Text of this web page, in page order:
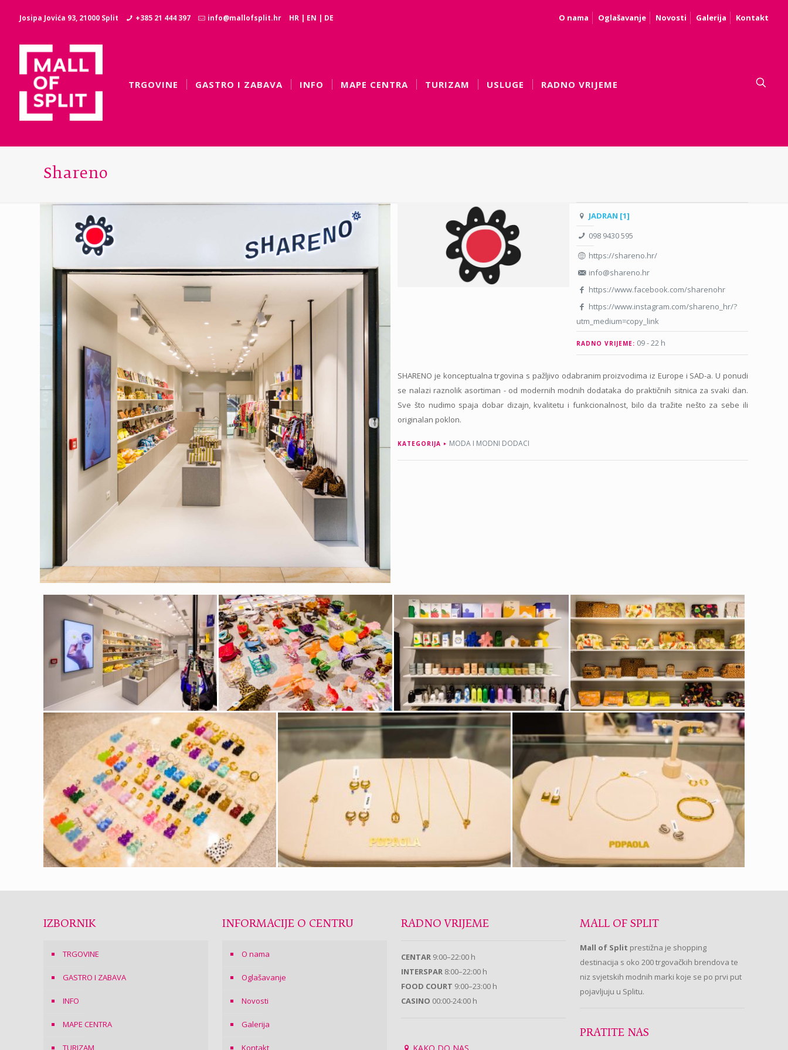
Josipa Jovića 93, 21000 Split +385 21 444 397 info@mallofsplit.hr HR | EN | DE O nama Oglašavanje Novosti Galerija Kontakt
TRGOVINE GASTRO I ZABAVA INFO MAPE CENTRA TURIZAM USLUGE RADNO VRIJEME
Shareno
JADRAN [1]
098 9430 595
https://shareno.hr/
info@shareno.hr
https://www.facebook.com/sharenohr
https://www.instagram.com/shareno_hr/?
utm_medium=copy_link
RADNO VRIJEME: 09 - 22 h
SHARENO je konceptualna trgovina s pažljivo odabranim proizvodima iz Europe i SAD-a. U ponudi
se nalazi raznolik asortiman - od modernih modnih dodataka do praktičnih sitnica za svaki dan.
Sve što nudimo spaja dobar dizajn, kvalitetu i funkcionalnost, bilo da tražite nešto za sebe ili
originalan poklon.
KATEGORIJA MODA I MODNI DODACI
IZBORNIK
TRGOVINE
GASTRO I ZABAVA
INFO
MAPE CENTRA
TURIZAM
INFORMACIJE O CENTRU
O nama
Oglašavanje
Novosti
Galerija
Kontakt
RADNO VRIJEME
CENTAR 9:00–22:00 h
INTERSPAR 8:00–22:00 h
FOOD COURT 9:00–23:00 h
CASINO 00:00-24:00 h
MALL OF SPLIT
Mall of Split prestižna je shopping
destinacija s oko 200 trgovačkih brendova te
niz svjetskih modnih marki koje se po prvi put
pojavljuju u Splitu.
PRATITE NAS